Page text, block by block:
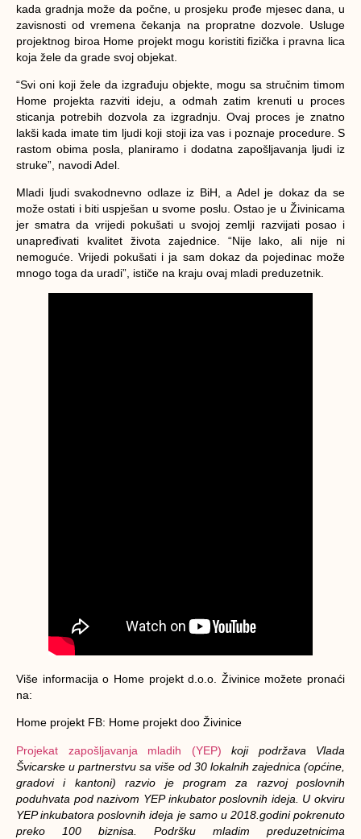
kada gradnja može da počne, u prosjeku prođe mjesec dana, u
zavisnosti od vremena čekanja na propratne dozvole. Usluge
projektnog biroa Home projekt mogu koristiti fizička i pravna lica
koja žele da grade svoj objekat.
“Svi oni koji žele da izgrađuju objekte, mogu sa stručnim timom
Home projekta razviti ideju, a odmah zatim krenuti u proces
sticanja potrebih dozvola za izgradnju. Ovaj proces je znatno
lakši kada imate tim ljudi koji stoji iza vas i poznaje procedure. S
rastom obima posla, planiramo i dodatna zapošljavanja ljudi iz
struke”, navodi Adel.
Mladi ljudi svakodnevno odlaze iz BiH, a Adel je dokaz da se
može ostati i biti uspješan u svome poslu. Ostao je u Živinicama
jer smatra da vrijedi pokušati u svojoj zemlji razvijati posao i
unapređivati kvalitet života zajednice. “Nije lako, ali nije ni
nemoguće. Vrijedi pokušati i ja sam dokaz da pojedinac može
mnogo toga da uradi”, ističe na kraju ovaj mladi preduzetnik.
Više informacija o Home projekt d.o.o. Živinice možete pronaći
na:
Home projekt FB: Home projekt doo Živinice
Projekat zapošljavanja mladih (YEP) koji podržava Vlada
Švicarske u partnerstvu sa više od 30 lokalnih zajednica (općine,
gradovi i kantoni) razvio je program za razvoj poslovnih
poduhvata pod nazivom YEP inkubator poslovnih ideja. U okviru
YEP inkubatora poslovnih ideja je samo u 2018.godini pokrenuto
preko 100 biznisa. Podršku mladim preduzetnicima